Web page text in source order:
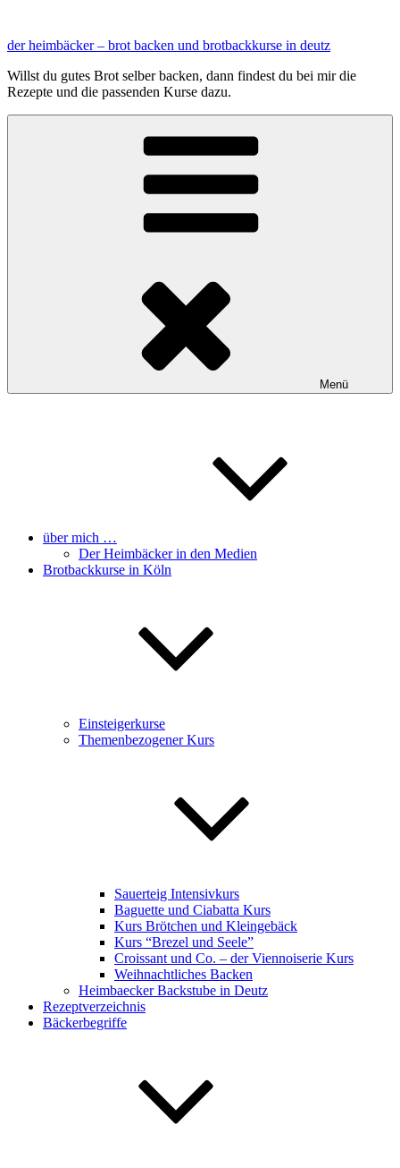
springen
der heimbäcker – brot backen und brotbackkurse in deutz
Willst du gutes Brot selber backen, dann findest du bei mir die
Rezepte und die passenden Kurse dazu.
Menü
über mich …
Der Heimbäcker in den Medien
Brotbackkurse in Köln
Einsteigerkurse
Themenbezogener Kurs
Sauerteig Intensivkurs
Baguette und Ciabatta Kurs
Kurs Brötchen und Kleingebäck
Kurs “Brezel und Seele”
Croissant und Co. – der Viennoiserie Kurs
Weihnachtliches Backen
Heimbaecker Backstube in Deutz
Rezeptverzeichnis
Bäckerbegriffe